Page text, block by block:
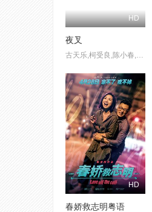
HD
夜叉
古天乐,柯受良,陈小春,叶佩雯,宣萱,谢天华,吴志雄,林子善,黎耀祥
HD
春娇救志明粤语